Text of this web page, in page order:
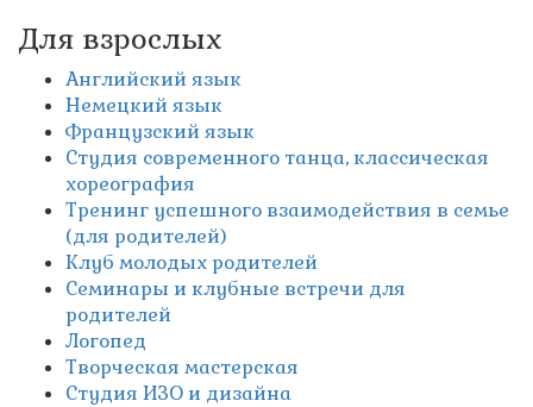
Для взрослых
Английский язык
Немецкий язык
Французский язык
Студия современного танца, классическая
хореография
Тренинг успешного взаимодействия в семье
(для родителей)
Клуб молодых родителей
Семинары и клубные встречи для
родителей
Логопед
Творческая мастерская
Студия ИЗО и дизайна